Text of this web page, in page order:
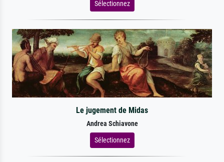
Sélectionnez
Le jugement de Midas
Andrea Schiavone
Sélectionnez